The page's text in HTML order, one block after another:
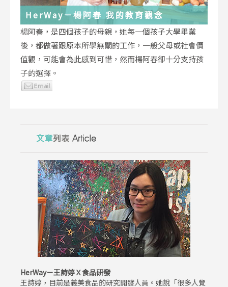
HerWay－楊阿春 我的教育觀念
楊阿春，是四個孩子的母親，她每一個孩子大學畢業
後，都做著跟原本所學無關的工作，一般父母或社會價
值觀，可能會為此感到可惜，然而楊阿春卻十分支持孩
子的選擇。
HerWay－王詩婷Ｘ食品研發
王詩婷，目前是義美食品的研究開發人員。她說「很多人覺